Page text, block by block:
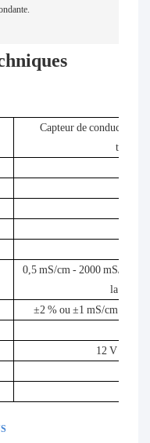
Capteur de conductivité
0,5 mS/cm - 2000 mS/cm ;
la
±2 % ou ±1 mS/cm
12 V DC-